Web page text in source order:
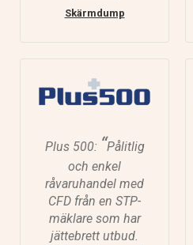
Skärmdump
Plus 500: “Pålitlig
och enkel
råvaruhandel med
CFD från en STP-
mäklare som har
jättebrett utbud.